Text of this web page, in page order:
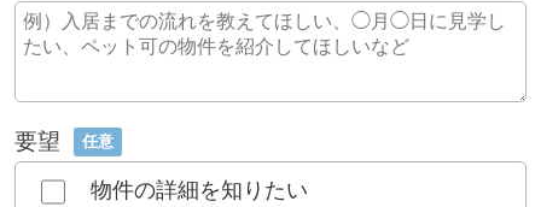
要望 任意
物件の詳細を知りたい